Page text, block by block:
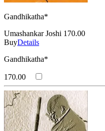
Gandhikatha*
Umashankar Joshi 170.00
BuyDetails
Gandhikatha*
170.00